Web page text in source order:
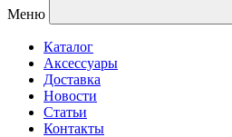
Меню
Каталог
Аксессуары
Доставка
Новости
Статьи
Контакты